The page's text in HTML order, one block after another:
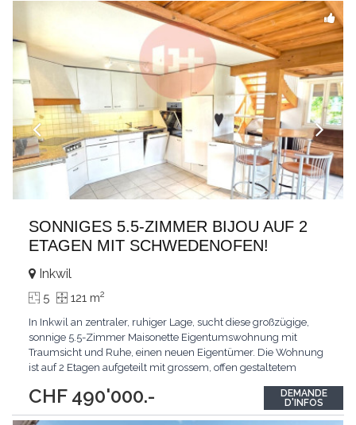
SONNIGES 5.5-ZIMMER BIJOU AUF 2
ETAGEN MIT SCHWEDENOFEN!
CHF 490'000.-
Inkwil
5 121 m2
In Inkwil an zentraler, ruhiger Lage, sucht diese großzügige,
sonnige 5.5-Zimmer Maisonette Eigentumswohnung mit
Traumsicht und Ruhe, einen neuen Eigentümer. Die Wohnung
ist auf 2 Etagen aufgeteilt mit grossem, offen gestaltetem
mit Badewanne und Dusche und separat ein Gästebad mit
Dusche und Toilette, somit ist die Wohnung ideal für...
DEMANDE
D'INFOS